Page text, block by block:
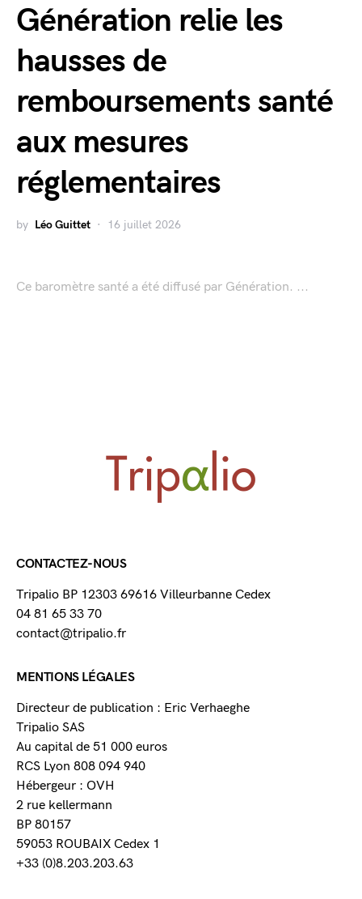
Génération relie les
hausses de
remboursements santé
aux mesures
réglementaires
by Léo Guittet 16 juillet 2026
Ce baromètre santé a été diffusé par Génération. ...
CONTACTEZ-NOUS
Tripalio BP 12303 69616 Villeurbanne Cedex
04 81 65 33 70
contact@tripalio.fr
MENTIONS LÉGALES
Directeur de publication : Eric Verhaeghe
Tripalio SAS
Au capital de 51 000 euros
RCS Lyon 808 094 940
Hébergeur : OVH
2 rue kellermann
BP 80157
59053 ROUBAIX Cedex 1
+33 (0)8.203.203.63